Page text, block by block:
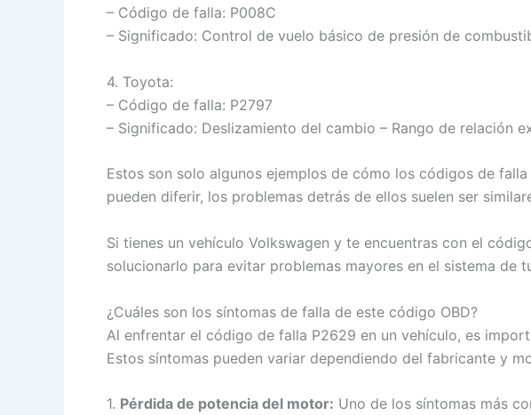
– Código de falla: P008C
– Significado: Control de vuelo básico de presión de
4. Toyota:
– Código de falla: P2797
– Significado: Deslizamiento del cambio – Rango de relación
Estos son solo algunos ejemplos de cómo los códigos de
pueden diferir, los problemas detrás de ellos suelen ser
Si tienes un vehículo Volkswagen y te encuentras con el
solucionarlo para evitar problemas mayores en el sistema de
¿Cuáles son los síntomas de falla de este código OBD?
Al enfrentar el código de falla P2629 en un vehículo, es
Estos síntomas pueden variar dependiendo del fabricante y
1. Pérdida de potencia del motor: Uno de los síntomas más